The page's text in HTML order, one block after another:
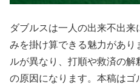
ダブルスは一人の出来不出
みを掛け算できる魅力があ
ルが異なり、打順や救済の
の原因になります。本稿は